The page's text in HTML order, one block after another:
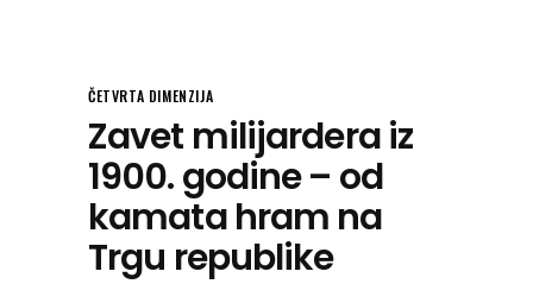
ČETVRTA DIMENZIJA
Zavet milijardera iz
1900. godine – od
kamata hram na
Trgu republike